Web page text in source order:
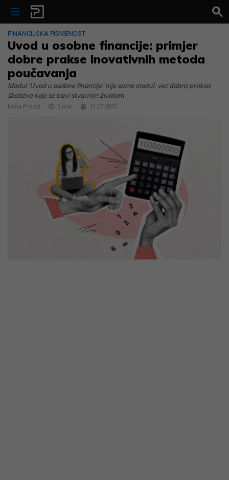
Skip to content
FINANCIJSKA PISMENOST
Uvod u osobne financije: primjer
dobre prakse inovativnih metoda
poučavanja
Modul ‘Uvod u osobne financije’ nije samo modul, već dobra praksa
školstva koje se bavi stvarnim životom
Ivana Prezzi 3 min 21.07.2025.